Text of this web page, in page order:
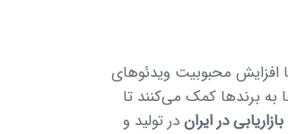
افزایش محبوبیت ویدئوهای
به برندها کمک می‌کنند تا
در ایراندر تولید و